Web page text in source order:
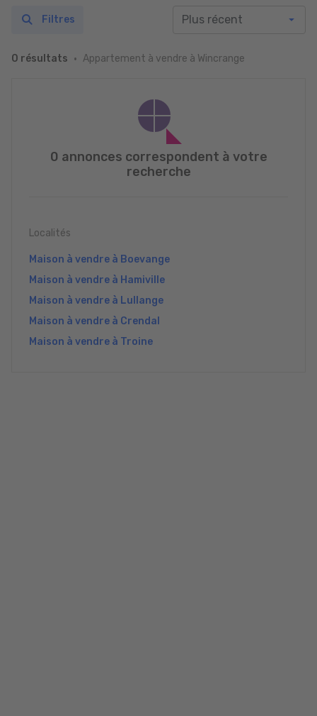
0 résultats Appartement à vendre à Wincrange
Filtres
0 annonces correspondent à votre
recherche
Localités
Maison à vendre à Boevange
Maison à vendre à Hamiville
Maison à vendre à Lullange
Maison à vendre à Crendal
Maison à vendre à Troine